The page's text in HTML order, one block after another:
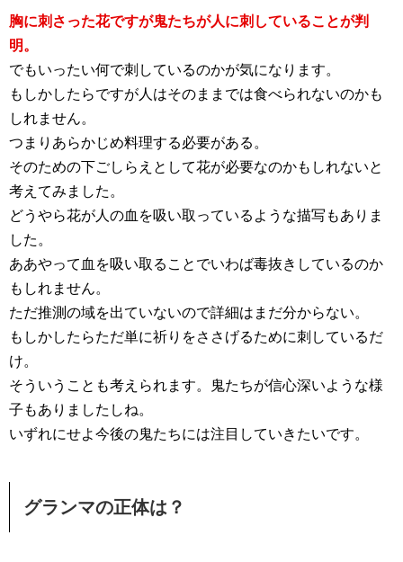
胸に刺さった花ですが鬼たちが人に刺していることが判
明。
でもいったい何で刺しているのかが気になります。
もしかしたらですが人はそのままでは食べられないのかも
しれません。
つまりあらかじめ料理する必要がある。
そのための下ごしらえとして花が必要なのかもしれないと
考えてみました。
どうやら花が人の血を吸い取っているような描写もありま
した。
ああやって血を吸い取ることでいわば毒抜きしているのか
もしれません。
ただ推測の域を出ていないので詳細はまだ分からない。
もしかしたらただ単に祈りをささげるために刺しているだ
け。
そういうことも考えられます。鬼たちが信心深いような様
子もありましたしね。
いずれにせよ今後の鬼たちには注目していきたいです。
グランマの正体は？